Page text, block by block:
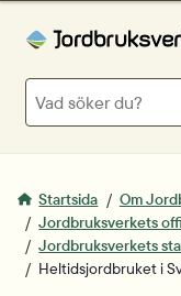
Sök
Startsida
Om
Jordbruksverkets
Jordbruksverkets
Heltidsjordbruket i